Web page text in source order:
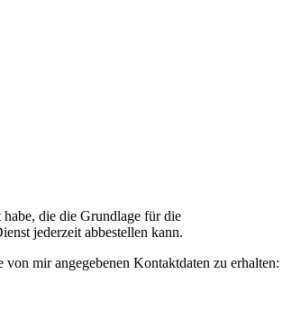
die die Grundlage für die
jederzeit abbestellen kann.
mir angegebenen Kontaktdaten zu erhalten: